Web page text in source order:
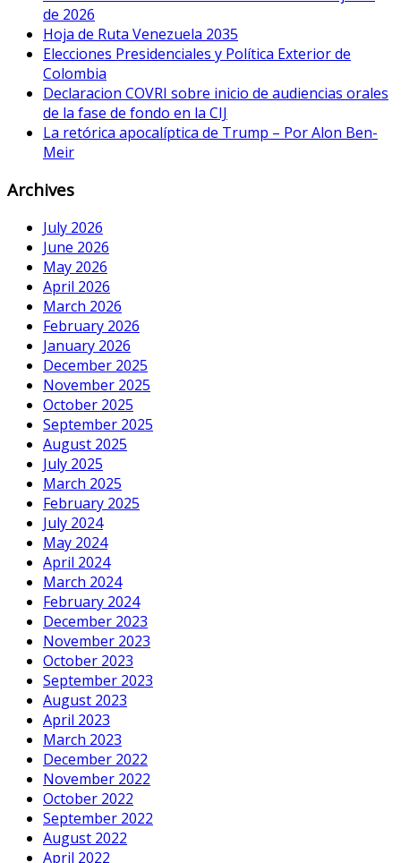
de 2026
Hoja de Ruta Venezuela 2035
Elecciones Presidenciales y Política Exterior de
Colombia
Declaracion COVRI sobre inicio de audiencias orales
de la fase de fondo en la CIJ
La retórica apocalíptica de Trump – Por Alon Ben-
Meir
Archives
July 2026
June 2026
May 2026
April 2026
March 2026
February 2026
January 2026
December 2025
November 2025
October 2025
September 2025
August 2025
July 2025
March 2025
February 2025
July 2024
May 2024
April 2024
March 2024
February 2024
December 2023
November 2023
October 2023
September 2023
August 2023
April 2023
March 2023
December 2022
November 2022
October 2022
September 2022
August 2022
April 2022